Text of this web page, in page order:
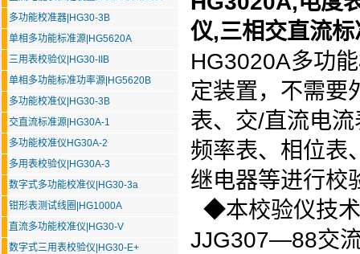
多功能校准器|HG30-3B
单相多功能标准源|HG5620A
三用表校验仪|HG30-IIB
单相多功能标准功率源|HG5620B
多功能校准仪|HG30-3B
交直流标准源|HG30A-1
多功能校准仪HG30A-2
多用表校验仪|HG30A-3
数字式多功能校准仪|HG30-3a
钳形表测试线圈|HG1000A
直流多功能校准仪|HG30-V
数字式三用表校验仪|HG30-E+
仪,三相交直流标
HG3020A多功
定装置，不需要
表、交/直流电
频率表、相位表
继电器等进行校
◆本校验仪技
JJG307—88交